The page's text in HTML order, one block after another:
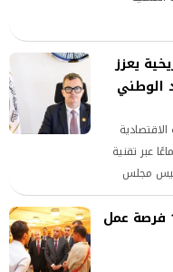
يعزز
الوطني
عبر تقنية
مجلس
البنك
لإعادة
برواتب تصل إلى 32 ألف جنيه.. 1198 فرصة عمل